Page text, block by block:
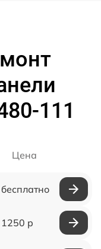
111
Цена
бесплатно
1250 р